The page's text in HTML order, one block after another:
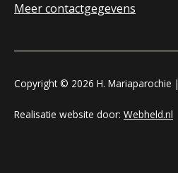
Meer contactgegevens
Copyright © 2026 H. Mariaparochie |
Realisatie website door: Webheld.nl